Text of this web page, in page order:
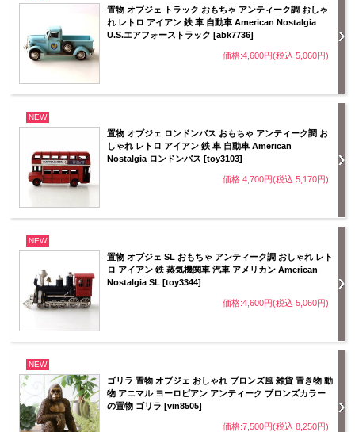
置物 オブジェ トラック おもちゃ アンティーク調 おしゃ
れ レトロ アイアン 鉄 車 自動車 American Nostalgia
U.S.エアフォーストラック [abk7736]
価格:4,600円(税込 5,060円)
NEW
置物 オブジェ ロンドンバス おもちゃ アンティーク調 お
しゃれ レトロ アイアン 鉄 車 自動車 American
Nostalgia ロンドンバス [toy3103]
価格:4,700円(税込 5,170円)
NEW
置物 オブジェ SL おもちゃ アンティーク調 おしゃれ レト
ロ アイアン 鉄 蒸気機関車 汽車 アメリカン American
Nostalgia SL [toy3344]
価格:4,600円(税込 5,060円)
NEW
ゴリラ 置物 オブジェ おしゃれ ブロンズ風 雑貨 置き物 動
物 アニマル ヨーロピアン アンティーク ブロンズカラー
の置物 ゴリラ [vin8505]
価格:7,500円(税込 8,250円)